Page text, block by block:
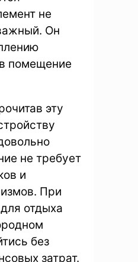
не
Он
помещение
эту
не требует
и
При
отдыха
без
затрат.